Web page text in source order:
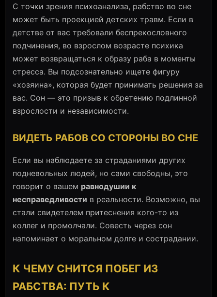
С точки зрения психоанализа, рабство во сне
может быть проекцией детских травм. Если в
детстве от вас требовали беспрекословного
подчинения, во взрослом возрасте психика
может возвращаться к образу раба в моменты
стресса. Вы подсознательно ищете фигуру
«хозяина», которая будет принимать решения за
вас. Сон — это призыв к обретению подлинной
взрослости и независимости.
ВИДЕТЬ РАБОВ СО СТОРОНЫ ВО СНЕ
Если вы наблюдаете за страданиями других
подневольных людей, но сами свободны, это
говорит о вашем равнодушии к
несправедливости в реальности. Возможно, вы
стали свидетелем притеснения кого-то из
коллег и промолчали. Совесть через сон
напоминает о моральном долге и сострадании.
К ЧЕМУ СНИТСЯ ПОБЕГ ИЗ
РАБСТВА: ПУТЬ К